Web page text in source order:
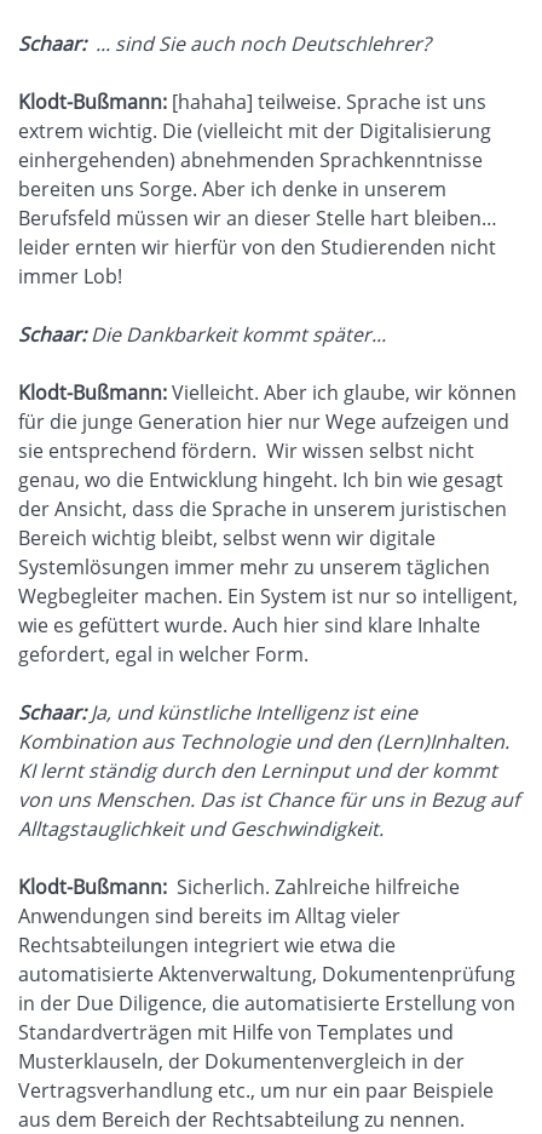
Schaar:... sind Sie auch noch Deutschlehrer?
Klodt-Bußmann: [hahaha] teilweise. Sprache ist uns
extrem wichtig. Die (vielleicht mit der Digitalisierung
einhergehenden) abnehmenden Sprachkenntnisse
bereiten uns Sorge. Aber ich denke in unserem
Berufsfeld müssen wir an dieser Stelle hart bleiben…
leider ernten wir hierfür von den Studierenden nicht
immer Lob!
Schaar:Die Dankbarkeit kommt später...
Klodt-Bußmann:Vielleicht. Aber ich glaube, wir können
für die junge Generation hier nur Wege aufzeigen und
sie entsprechend fördern. Wir wissen selbst nicht
genau, wo die Entwicklung hingeht. Ich bin wie gesagt
der Ansicht, dass die Sprache in unserem juristischen
Bereich wichtig bleibt, selbst wenn wir digitale
Systemlösungen immer mehr zu unserem täglichen
Wegbegleiter machen. Ein System ist nur so intelligent,
wie es gefüttert wurde. Auch hier sind klare Inhalte
gefordert, egal in welcher Form.
Schaar:Ja, und künstliche Intelligenz ist eine
Kombination aus Technologie und den (Lern)Inhalten.
KI lernt ständig durch den Lerninput und der kommt
von uns Menschen. Das ist Chance für uns in Bezug auf
Alltagstauglichkeit und Geschwindigkeit.
Klodt-Bußmann: Sicherlich. Zahlreiche hilfreiche
Anwendungen sind bereits im Alltag vieler
Rechtsabteilungen integriert wie etwa die
automatisierte Aktenverwaltung, Dokumentenprüfung
in der Due Diligence, die automatisierte Erstellung von
Standardverträgen mit Hilfe von Templates und
Musterklauseln, der Dokumentenvergleich in der
Vertragsverhandlung etc., um nur ein paar Beispiele
aus dem Bereich der Rechtsabteilung zu nennen.